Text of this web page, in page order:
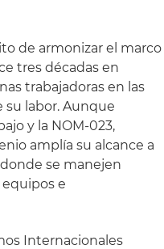
de armonizar el marco
tres décadas en
trabajadoras en las
su labor. Aunque
y la NOM-023,
amplía su alcance a
se manejen
e
Internacionales